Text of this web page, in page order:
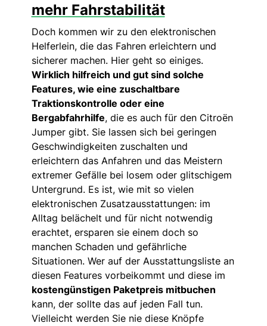
mehr Fahrstabilität
Doch kommen wir zu den elektronischen
Helferlein, die das Fahren erleichtern und
sicherer machen. Hier geht so einiges.
Wirklich hilfreich und gut sind solche
Features, wie eine zuschaltbare
Traktionskontrolle oder eine
Bergabfahrhilfe, die es auch für den Citroën
Jumper gibt. Sie lassen sich bei geringen
Geschwindigkeiten zuschalten und
erleichtern das Anfahren und das Meistern
extremer Gefälle bei losem oder glitschigem
Untergrund. Es ist, wie mit so vielen
elektronischen Zusatzausstattungen: im
Alltag belächelt und für nicht notwendig
erachtet, ersparen sie einem doch so
manchen Schaden und gefährliche
Situationen. Wer auf der Ausstattungsliste an
diesen Features vorbeikommt und diese im
kostengünstigen Paketpreis mitbuchen
kann, der sollte das auf jeden Fall tun.
Vielleicht werden Sie nie diese Knöpfe